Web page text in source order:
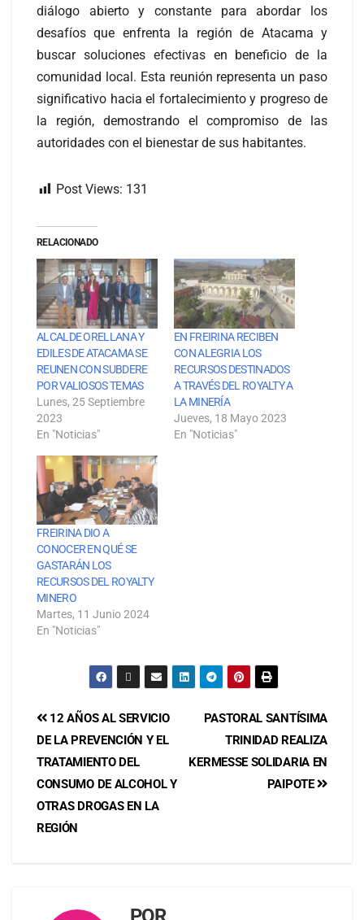
diálogo abierto y constante para abordar los
desafíos que enfrenta la región de Atacama y
buscar soluciones efectivas en beneficio de la
comunidad local. Esta reunión representa un paso
significativo hacia el fortalecimiento y progreso de
la región, demostrando el compromiso de las
autoridades con el bienestar de sus habitantes.
Post Views: 131
RELACIONADO
ALCALDE ORELLANA Y
EDILES DE ATACAMA SE
REUNEN CON SUBDERE
POR VALIOSOS TEMAS
Lunes, 25 Septiembre
2023
En "Noticias"
EN FREIRINA RECIBEN
CON ALEGRIA LOS
RECURSOS DESTINADOS
A TRAVÉS DEL ROYALTY A
LA MINERÍA
Jueves, 18 Mayo 2023
En "Noticias"
FREIRINA DIO A
CONOCER EN QUÉ SE
GASTARÁN LOS
RECURSOS DEL ROYALTY
MINERO
Martes, 11 Junio 2024
En "Noticias"
PASTORAL SANTÍSIMA
TRINIDAD REALIZA
KERMESSE SOLIDARIA EN
PAIPOTE
12 AÑOS AL SERVICIO
DE LA PREVENCIÓN Y EL
TRATAMIENTO DEL
CONSUMO DE ALCOHOL Y
OTRAS DROGAS EN LA
REGIÓN